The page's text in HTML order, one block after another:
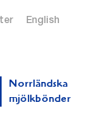
English
Norrländska
mjölkbönder